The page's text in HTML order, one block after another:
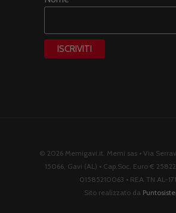
© 2026 Memigavi.it. Memi sas • Via
15066, Gavi (AL) • Cap.Soc. Euro €
01585210063 • REA TN AL-
Sito realizzato da